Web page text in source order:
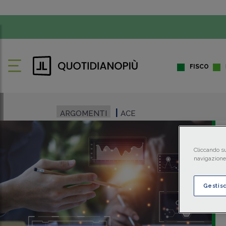
FISCO
ARGOMENTI ACE
Cliccando